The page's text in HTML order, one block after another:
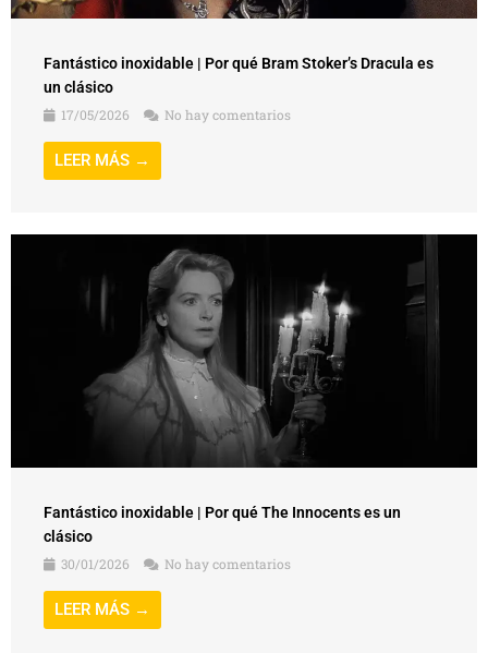
Fantástico inoxidable | Por qué Bram Stoker’s Dracula es
un clásico
17/05/2026
No hay comentarios
LEER MÁS →
Fantástico inoxidable | Por qué The Innocents es un
clásico
30/01/2026
No hay comentarios
LEER MÁS →